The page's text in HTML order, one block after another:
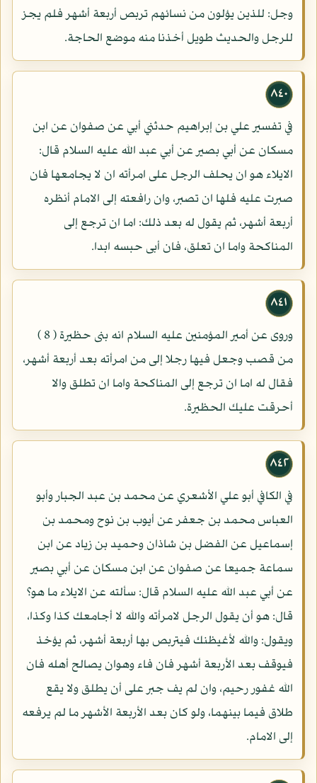
وجل: للذين يؤلون من نسائهم تربص أربعة أشهر فلم يجز
للرجل والحديث طويل أخذنا منه موضع الحاجة.
٨٤٠
في تفسير علي بن إبراهيم حدثني أبي عن صفوان عن ابن
مسكان عن أبي بصير عن أبي عبد الله عليه السلام قال:
الايلاء هو ان يحلف الرجل على امرأته ان لا يجامعها فان
صبرت عليه فلها ان تصبر، وان رافعته إلى الامام أنظره
أربعة أشهر، ثم يقول له بعد ذلك: اما ان ترجع إلى
المناكحة واما ان تعلق، فان أبى حبسه ابدا.
٨٤١
وروى عن أمير المؤمنين عليه السلام انه بنى حظيرة ( 8 )
من قصب وجعل فيها رجلا إلى من امرأته بعد أربعة أشهر،
فقال له اما ان ترجع إلى المناكحة واما ان تطلق والا
أحرقت عليك الحظيرة.
٨٤٢
في الكافي أبو علي الأشعري عن محمد بن عبد الجبار وأبو
العباس محمد بن جعفر عن أيوب بن نوح ومحمد بن
إسماعيل عن الفضل بن شاذان وحميد بن زياد عن ابن
سماعة جميعا عن صفوان عن ابن مسكان عن أبي بصير
عن أبي عبد الله عليه السلام قال: سألته عن الايلاء ما هو؟
قال: هو أن يقول الرجل لامرأته والله لا أجامعك كذا وكذا،
ويقول: والله لأغيظنك فيتربص بها أربعة أشهر، ثم يؤخذ
فيوقف بعد الأربعة أشهر فان فاء وهوان يصالح أهله فان
الله غفور رحيم، وان لم يف جبر على أن يطلق ولا يقع
طلاق فيما بينهما، ولو كان بعد الأربعة الأشهر ما لم يرفعه
إلى الامام.